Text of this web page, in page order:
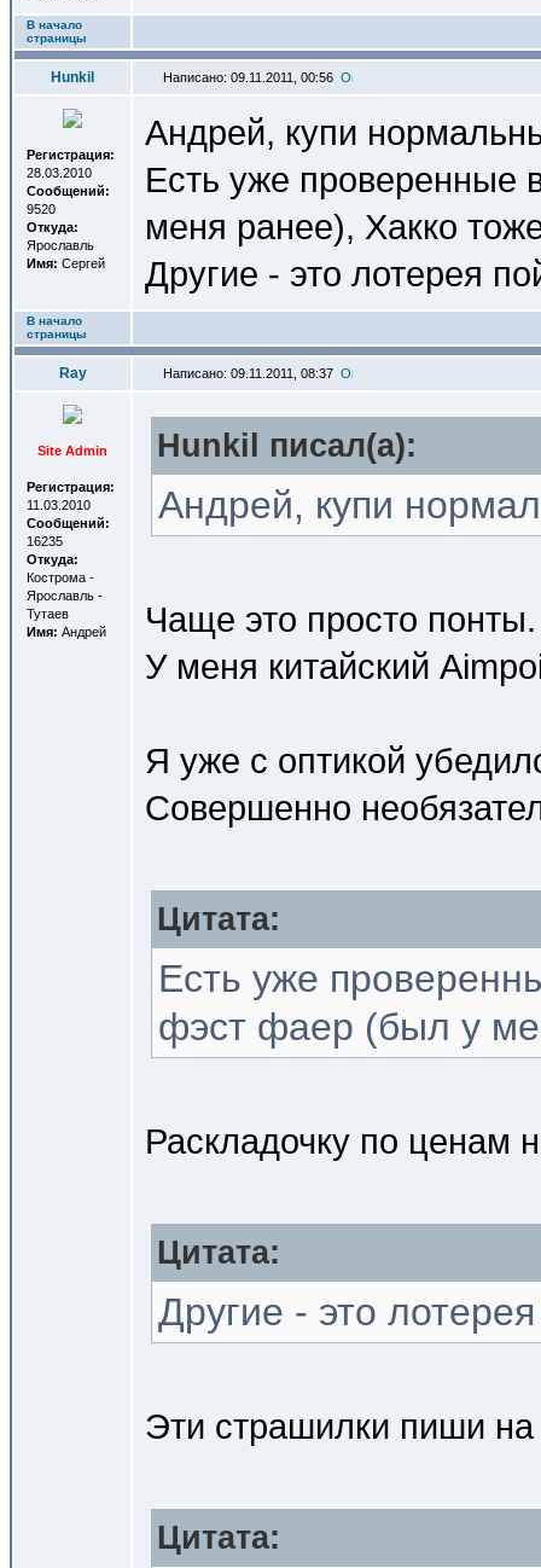
В начало
страницы
Hunkil Написано: 09.11.2011, 00:56
Регистрация:
28.03.2010
Сообщений:
9520
Откуда:
Ярославль
Имя: Сергей
Андрей, купи
Есть уже проверенные
меня ранее), Хакко
Другие - это лотерея
В начало
страницы
Ray Написано: 09.11.2011, 08:37
Site Admin
Регистрация:
11.03.2010
Сообщений:
16235
Откуда:
Кострома -
Ярославль -
Тутаев
Имя: Андрей
Hunkil писал(a):
Андрей, купи
Чаще это просто
У меня китайский
Я уже с оптикой
Совершенно
Цитата:
Есть уже
фэст фаер (был у
Раскладочку по ценам
Цитата:
Другие - это
Эти страшилки пиши на
Цитата: